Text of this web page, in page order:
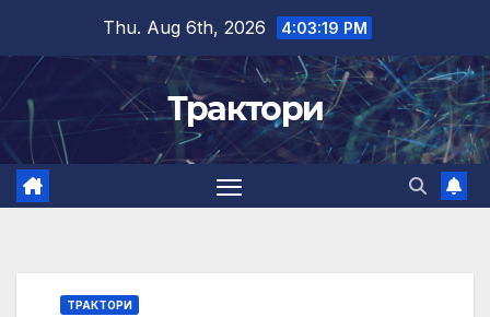
content
Thu. Aug 6th, 2026 4:03:20 PM
Трактори
ТРАКТОРИ